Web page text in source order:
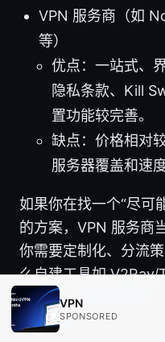
VPN 服务商（如
等）
优点：一站式、
隐私条款、Kill
置功能较完善。
缺点：价格相对
服务器覆盖和速
如果你在找一个“尽可
的方案，VPN 服务商
你需要定制化、分流
么自建工具如
适。Vps服务器搭建
问题解答
VPN
SPONSORED